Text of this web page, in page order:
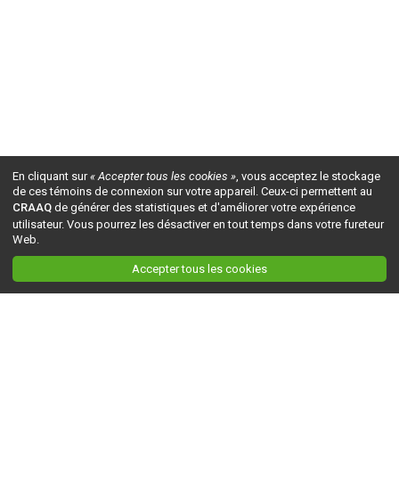
En cliquant sur« Accepter tous les cookies », vous acceptez le stockage
de ces témoins de connexion sur votre appareil. Ceux-ci permettent au
CRAAQ de générer des statistiques et d'améliorer votre expérience
utilisateur. Vous pourrez les désactiver en tout temps dans votre fureteur
Web.
Accepter tous les cookies